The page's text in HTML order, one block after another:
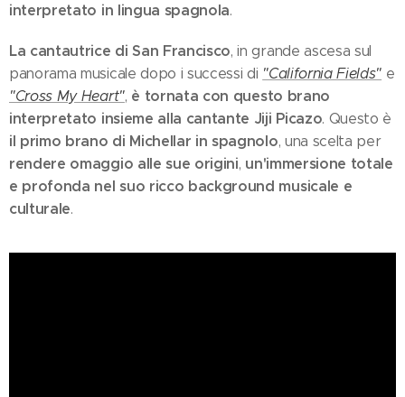
interpretato in lingua spagnola.
La cantautrice di San Francisco, in grande ascesa sul
panorama musicale dopo i successi di "California Fields" e
"Cross My Heart", è tornata con questo brano
interpretato insieme alla cantante Jiji Picazo. Questo è
il primo brano di Michellar in spagnolo, una scelta per
rendere omaggio alle sue origini, un'immersione totale
e profonda nel suo ricco background musicale e
culturale.